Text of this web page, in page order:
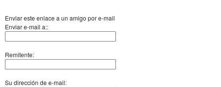
Enviar este enlace a un amigo por e-mail
Enviar e-mail a::
Remitente:
Su dirección de e-mail: